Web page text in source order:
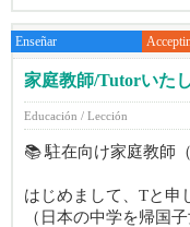
Enseñar
家庭教師/Tutorいたし
Educación / Lección
📚 駐在向け家庭教師
はじめまして、Tと申
（日本の中学を帰国